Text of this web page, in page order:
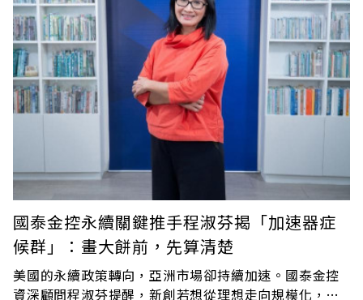
國泰金控永續關鍵推手程淑芬揭「加速器症
候群」：畫大餅前，先算清楚
美國的永續政策轉向，亞洲市場卻持續加速。國泰金控
資深顧問程淑芬提醒，新創若想從理想走向規模化，不